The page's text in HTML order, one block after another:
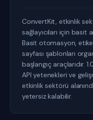
ConvertKit, etkinlik
sağlayıcıları için
Basit otomasyon,
sayfası şablonları
başlangıç araçlarıdır.
API yetenekleri ve
etkinlik sektörü
yetersiz kalabilir.